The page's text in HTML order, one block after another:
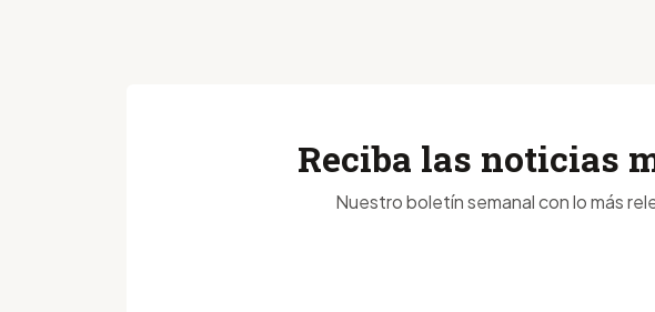
Reciba las noticias
Nuestro boletín semanal con lo más